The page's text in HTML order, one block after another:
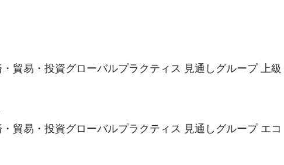
貿易・投資グローバルプラクティス 見通しグループ 上級
貿易・投資グローバルプラクティス 見通しグループ エコ